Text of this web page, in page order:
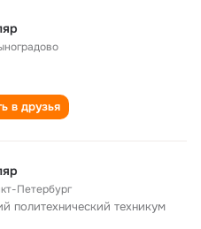
в друзья
Петербург
политехнический техникум